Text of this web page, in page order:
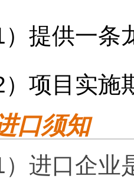
）提供一条
）项目实施
口须知
）进口企业